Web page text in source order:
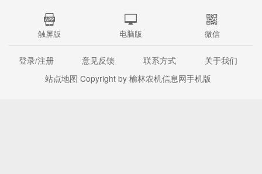
触屏版 电脑版 微信
登录/注册 意见反馈 联系方式
关于我们
站点地图 Copyright by 榆林农机信息网手机版